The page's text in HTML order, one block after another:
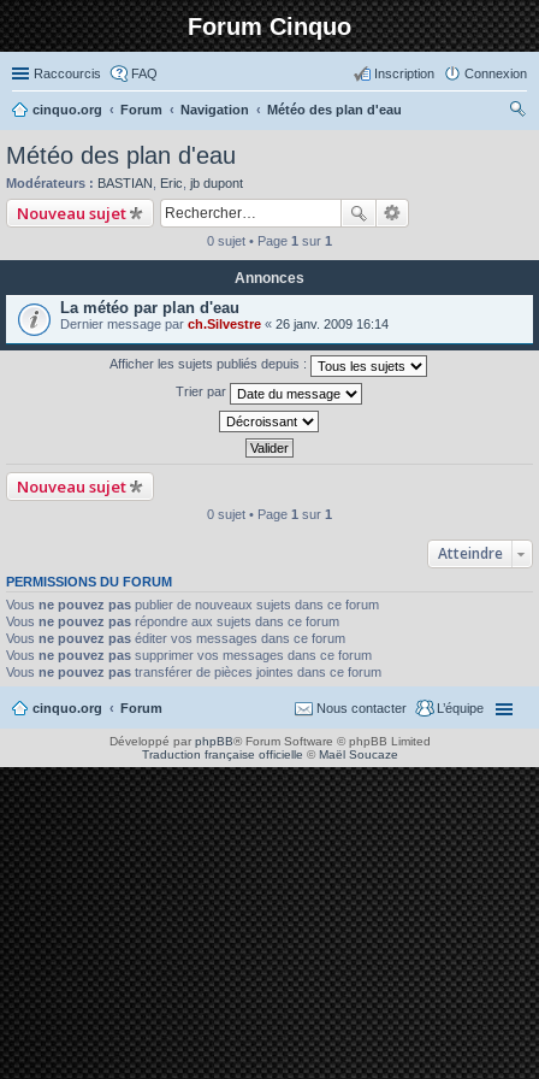
Forum Cinquo
Raccourcis FAQ Connexion
Inscription
cinquo.org Forum Navigation
Météo des plan d'eau
Météo des plan d'eau
Modérateurs : BASTIAN Eric jb dupont
Nouveau sujet
0 sujet • Page 1 sur 1
Annonces
La météo par plan d'eau
Dernier message par ch.Silvestre « 26 janv. 2009 16:14
Afficher les sujets publiés depuis :
Trier par
Nouveau sujet
0 sujet • Page 1 sur 1
Atteindre
PERMISSIONS DU FORUM
Vous ne pouvez pas publier de nouveaux sujets dans ce forum
Vous ne pouvez pas répondre aux sujets dans ce forum
Vous ne pouvez pas éditer vos messages dans ce forum
Vous ne pouvez pas supprimer vos messages dans ce forum
Vous ne pouvez pas transférer de pièces jointes dans ce forum
cinquo.org Forum L’équipe
Nous contacter
Développé par phpBB® Forum Software © phpBB Limited
Traduction française officielle ©Maël Soucaze